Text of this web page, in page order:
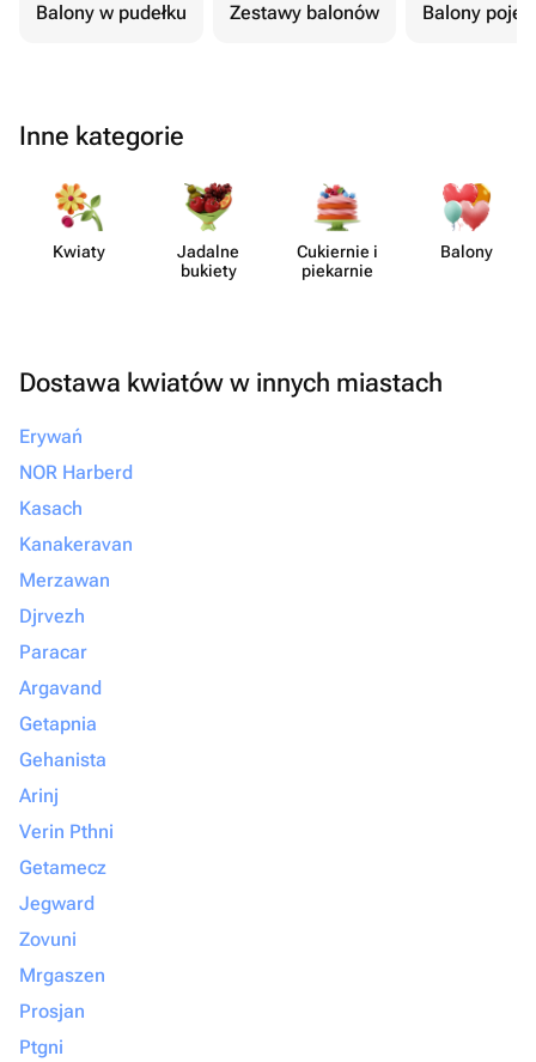
Balony w pudełku Zestawy balonów Balony
Inne kategorie
Kwiaty
Jadalne
bukiety
Cukiernie i
piekarnie
Balony
Dostawa kwiatów w innych miastach
Erywań
NOR Harberd
Kasach
Kanakeravan
Merzawan
Djrvezh
Paracar
Argavand
Getapnia
Gehanista
Arinj
Verin Pthni
Getamecz
Jegward
Zovuni
Mrgaszen
Prosjan
Ptgni